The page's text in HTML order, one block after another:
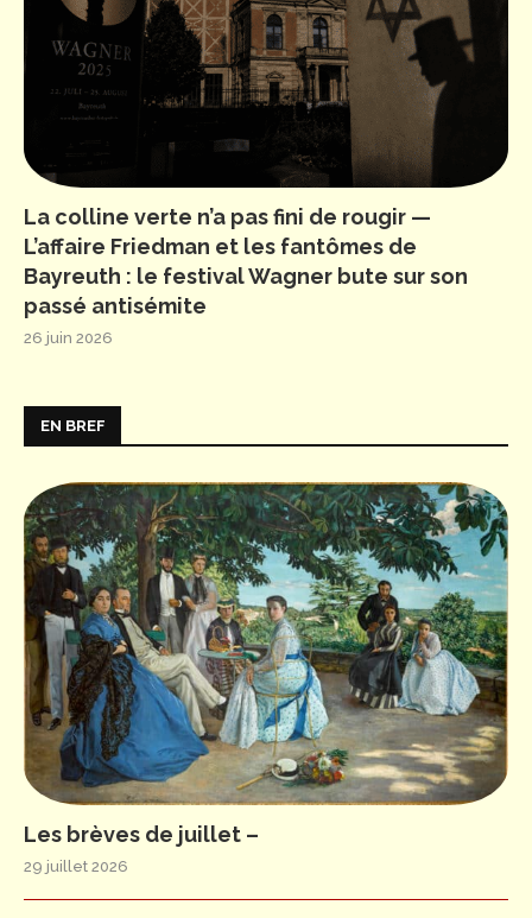
La colline verte n’a pas fini de rougir —
L’affaire Friedman et les fantômes de
Bayreuth : le festival Wagner bute sur son
passé antisémite
26 juin 2026
EN BREF
Les brèves de juillet –
29 juillet 2026